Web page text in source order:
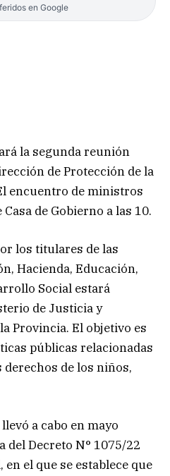
en Google
la segunda reunión
de Protección de la
encuentro de ministros
de Gobierno a las 10.
los titulares de las
Hacienda, Educación,
Social estará
de Justicia y
Provincia. El objetivo es
públicas relacionadas
de los niños,
a cabo en mayo
del Decreto N° 1075/22
el que se establece que